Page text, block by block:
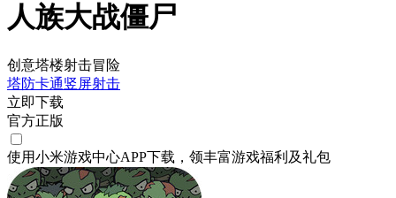
人族大战僵尸
创意塔楼射击冒险
塔防卡通竖屏射击
立即下载
官方正版
使用小米游戏中心APP下载 ，领丰富游戏福利 及礼包